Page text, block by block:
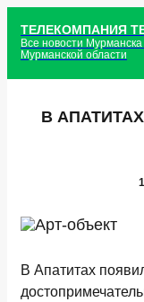
ТЕЛЕКОМПАНИЯ
Все новости Мурманска
Мурманской области
В
В Апатитах